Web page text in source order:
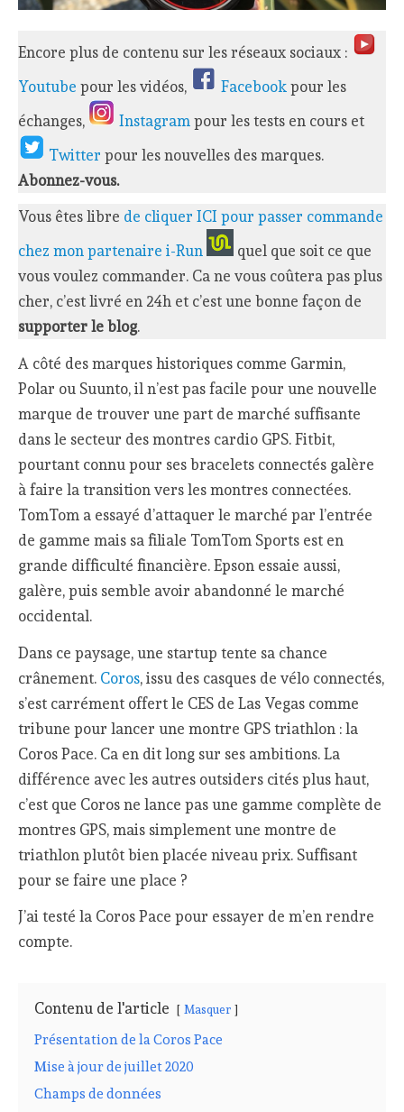
Encore plus de contenu sur les réseaux sociaux :
Youtube pour les vidéos, Facebookpour les
échanges,
Instagrampour les tests en cours et
Twitterpour les nouvelles des marques.
Abonnez-vous.
Vous êtes libre de cliquer ICI pour passer commande
chez mon partenaire i-Run
quel que soit ce que
vous voulez commander. Ca ne vous coûtera pas plus
cher, c’est livré en 24h et c’est une bonne façon de
supporter le blog.
A côté des marques historiques comme Garmin,
Polar ou Suunto, il n’est pas facile pour une nouvelle
marque de trouver une part de marché suffisante
dans le secteur des montres cardio GPS. Fitbit,
pourtant connu pour ses bracelets connectés galère
à faire la transition vers les montres connectées.
TomTom a essayé d’attaquer le marché par l’entrée
de gamme mais sa filiale TomTom Sports est en
grande difficulté financière. Epson essaie aussi,
galère, puis semble avoir abandonné le marché
occidental.
Dans ce paysage, une startup tente sa chance
crânement. Coros, issu des casques de vélo connectés,
s’est carrément offert le CES de Las Vegas comme
tribune pour lancer une montre GPS triathlon : la
Coros Pace. Ca en dit long sur ses ambitions. La
différence avec les autres outsiders cités plus haut,
c’est que Coros ne lance pas une gamme complète de
montres GPS, mais simplement une montre de
triathlon plutôt bien placée niveau prix. Suffisant
pour se faire une place ?
J’ai testé la Coros Pace pour essayer de m’en rendre
compte.
Contenu de l'article Masquer
Présentation de la Coros Pace
Mise à jour de juillet 2020
Champs de données